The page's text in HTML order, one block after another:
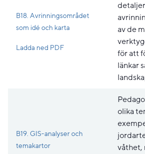
B18. Avrinningsområdet
som idé och karta
Ladda ned PDFPdf, 267.5 kB, öppnas i
av de
för att
länkar
B19. GIS-analyser och
temakartor
olika
våthet,